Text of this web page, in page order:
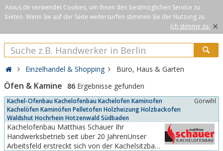
Axxus.de verwendet Cookies, um Ihnen den bestmöglichen Service zu
bieten. Wenn Sie auf der Seite weitersurfen stimmen Sie der Nutzung zu.
Ich stimme zu. ×
Einzelhandel & Shopping Büro, Haus & Garten
Öfen & Kamine 86 Ergebnisse gefunden
Kachel-Ofenbau Kachelofenbau Kachelofen Kaminofen
Kachelöfen Kaminöfen Pelletofen Holzheizung Holzbackofen
Waldshut Hochrhein Hotzenwald Südbaden
Görwihl
Kachelofenbau Matthias Schauer Ihr
Handwerksbetrieb seit über 20 JahrenUnser
Arbeitsfeld erstreckt sich von der Kachelsitzbank